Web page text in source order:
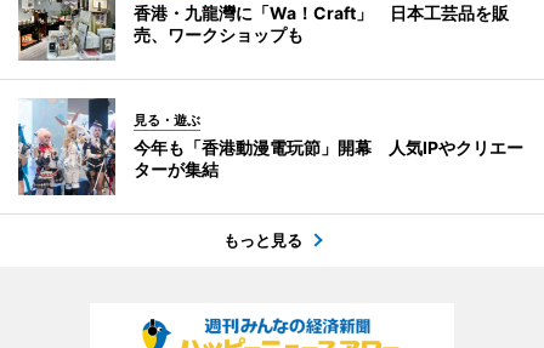
香港・九龍灣に「Wa！Craft」 日本工芸品を販
売、ワークショップも
見る・遊ぶ
今年も「香港動漫電玩節」開幕 人気IPやクリエー
ターが集結
もっと見る